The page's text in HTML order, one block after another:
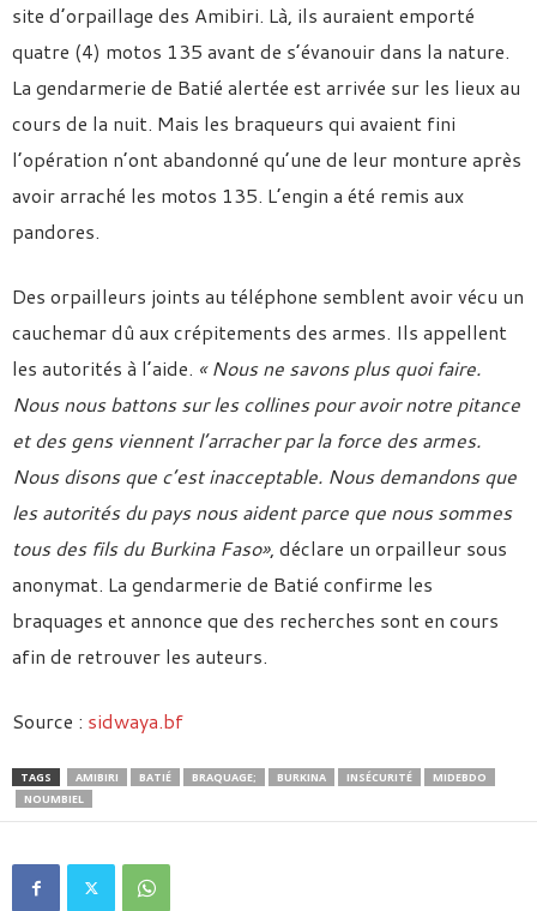
site d’orpaillage des Amibiri. Là, ils auraient emporté
quatre (4) motos 135 avant de s’évanouir dans la nature.
La gendarmerie de Batié alertée est arrivée sur les lieux au
cours de la nuit. Mais les braqueurs qui avaient fini
l’opération n’ont abandonné qu’une de leur monture après
avoir arraché les motos 135. L’engin a été remis aux
pandores.
Des orpailleurs joints au téléphone semblent avoir vécu un
cauchemar dû aux crépitements des armes. Ils appellent
les autorités à l’aide. « Nous ne savons plus quoi faire.
Nous nous battons sur les collines pour avoir notre pitance
et des gens viennent l’arracher par la force des armes.
Nous disons que c’est inacceptable. Nous demandons que
les autorités du pays nous aident parce que nous sommes
tous des fils du Burkina Faso», déclare un orpailleur sous
anonymat. La gendarmerie de Batié confirme les
braquages et annonce que des recherches sont en cours
afin de retrouver les auteurs.
Source : sidwaya.bf
TAGS AMIBIRI BATIÉ BRAQUAGE; BURKINA INSÉCURITÉ
MIDEBDO
NOUMBIEL